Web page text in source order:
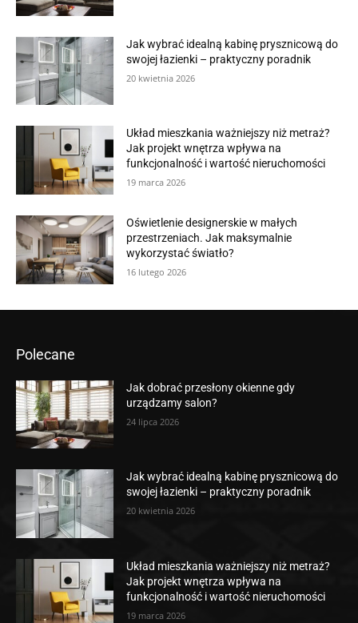
Jak wybrać idealną kabinę prysznicową do
swojej łazienki – praktyczny poradnik
20 kwietnia 2026
Układ mieszkania ważniejszy niż metraż?
Jak projekt wnętrza wpływa na
funkcjonalność i wartość nieruchomości
19 marca 2026
Oświetlenie designerskie w małych
przestrzeniach. Jak maksymalnie
wykorzystać światło?
16 lutego 2026
Polecane
Jak dobrać przesłony okienne gdy
urządzamy salon?
24 lipca 2026
Jak wybrać idealną kabinę prysznicową do
swojej łazienki – praktyczny poradnik
20 kwietnia 2026
Układ mieszkania ważniejszy niż metraż?
Jak projekt wnętrza wpływa na
funkcjonalność i wartość nieruchomości
19 marca 2026